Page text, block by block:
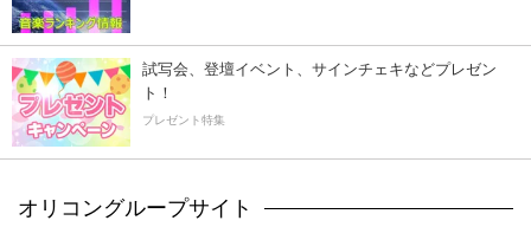
試写会、登壇イベント、サインチェキなどプレゼン
ト！
プレゼント特集
オリコングループサイト